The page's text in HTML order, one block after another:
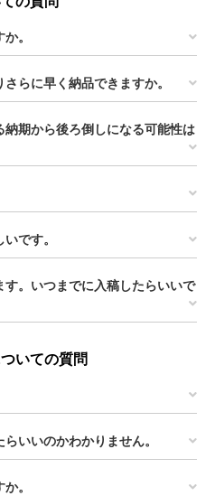
。
らに早く納品できますか。
期から後ろ倒しになる可能性は
です。
。いつまでに入稿したらいいで
いての質問
いいのかわかりません。
。